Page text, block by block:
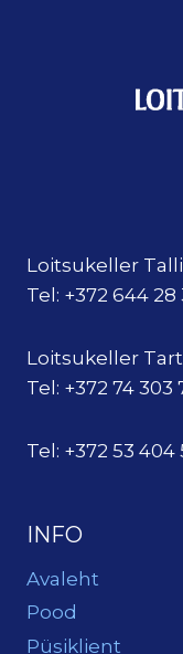
Loitsukeller
Tel: +372 644 28
Loitsukeller
Tel: +372 74 303
Tel: +372 53
INFO
Avaleht
Pood
Püsiklient